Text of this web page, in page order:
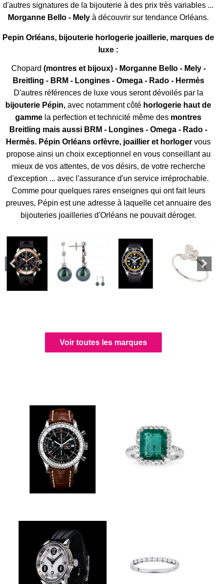
d'autres signatures de la bijouterie à des prix très variables ...
Morganne Bello - Mely à découvrir sur tendance Orléans.
Pepin Orléans, bijouterie horlogerie joaillerie, marques de
luxe :
Chopard (montres et bijoux) - Morganne Bello - Mely -
Breitling - BRM - Longines - Omega - Rado - Hermès
D'autres références de luxe vous seront dévoilés par la
bijouterie Pépin, avec notamment côté horlogerie haut de
gamme la perfection et technicité même des montres
Breitling mais aussi BRM - Longines - Omega - Rado -
Hermès. Pépin Orléans orfèvre, joaillier et horloger vous
propose ainsi un choix exceptionnel en vous conseillant au
mieux de vos attentes, de vos désirs, de votre recherche
d'exception ... avec l'assurance d'un service irréprochable.
Comme pour quelques rares enseignes qui ont fait leurs
preuves, Pépin est une adresse à laquelle cet annuaire des
bijouteries joailleries d'Orléans ne pouvait déroger.
Voir toutes les marques